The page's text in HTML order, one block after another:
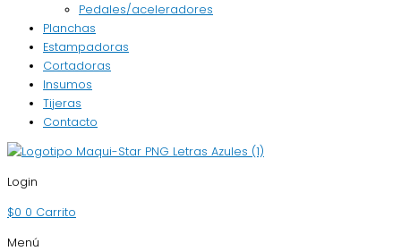
Pedales/aceleradores
Planchas
Estampadoras
Cortadoras
Insumos
Tijeras
Contacto
Login
$0 0 Carrito
Menú